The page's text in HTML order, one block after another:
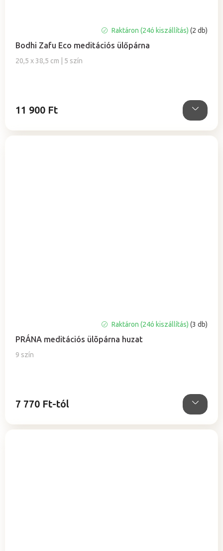
Bodhi Zafu Eco meditációs ülőpárna
20,5 x 38,5 cm | 5 szín
Raktáron (24ó kiszállítás) (2 db)
11 900 Ft
PRÁNA meditációs ülõpárna huzat
9 szín
termék
átlagos
értékelése
Raktáron (24ó kiszállítás)(3 db)
7 770 Ft-tól